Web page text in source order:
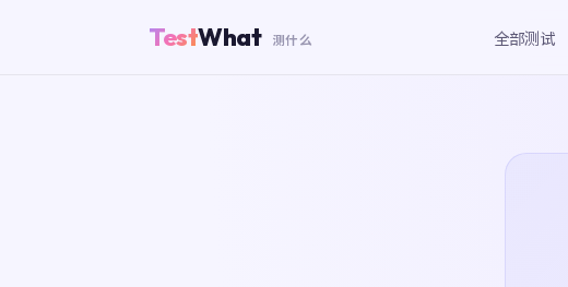
TestWhat 测什么 全部测试